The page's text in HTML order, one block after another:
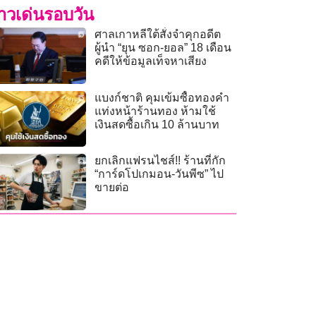
วเด่นรอบวัน
ศาลเกาหลีใต้สั่งจำคุกอดีต
ผู้นำ “ยุน ซอก-ยอล” 18 เดือน
คดีให้ข้อมูลเท็จหาเสียง
แบงก์ชาติ คุมเข้มซื้อทองคำ
แท่งหน้าร้านทอง ห้ามใช้
เงินสดซื้อเกิน 10 ล้านบาท
ยกเลิกแฟรนไชส์!! ร้านที่กัก
“การ์ดโปเกมอน-วันพีซ” ไป
ขายต่อ